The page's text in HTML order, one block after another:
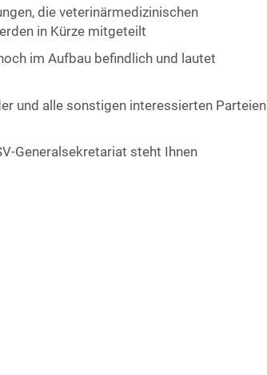
die veterinärmedizinischen
in Kürze mitgeteilt
im Aufbau befindlich und lautet
und alle sonstigen interessierten Parteien
Generalsekretariat steht Ihnen